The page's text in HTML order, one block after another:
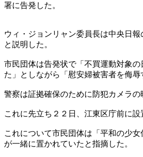
署に告発した。
ウィ・ジョンリャン委員長は中央日
と説明した。
市民団体は告発状で「不買運動対象
た」としながら「慰安婦被害者を侮
警察は証拠確保のために防犯カメラの
これに先立ち２２日、江東区庁前に
これについて市民団体は「平和の少
が一緒に置かれていたと指摘した。